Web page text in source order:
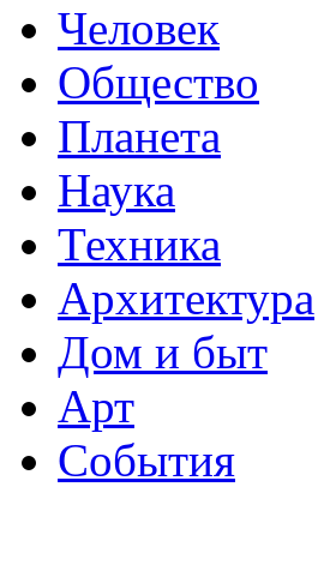
Человек
Общество
Планета
Наука
Техника
Архитектура
Дом и быт
Арт
События